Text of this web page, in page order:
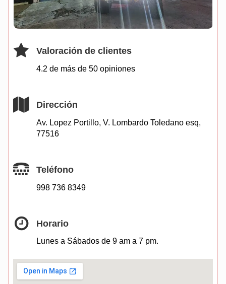
Valoración de clientes
4.2 de más de 50 opiniones
Dirección
Av. Lopez Portillo, V. Lombardo Toledano esq,
77516
Teléfono
998 736 8349
Horario
Lunes a Sábados de 9 am a 7 pm.